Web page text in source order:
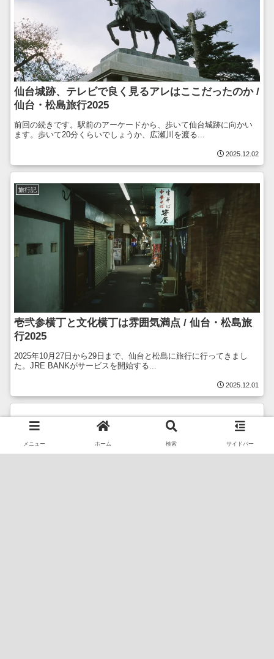
仙台城跡、テレビで良く見るアレはここだったのか /
仙台・松島旅行2025
前回の続きです。駅前のアーケードから、歩いて仙台城跡に向かい
ます。歩いて20分くらいでしょうか、広瀬川を渡る...
2025.12.02
旅行記
壱弐参横丁と文化横丁は雰囲気満点 / 仙台・松島旅
行2025
2025年10月27日から29日まで、仙台と松島に旅行に行ってきまし
た。JRE BANKがサービスを開始する...
2025.12.01
メニュー ホーム 検索 サイドバー